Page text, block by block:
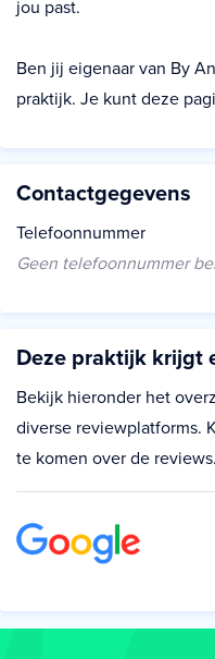
jou past.
Ben jij eigenaar van By
praktijk. Je kunt deze
Contactgegevens
Telefoonnummer
Geen telefoonnummer
Deze praktijk krijgt
Bekijk hieronder het
diverse reviewplatforms.
te komen over de reviews.